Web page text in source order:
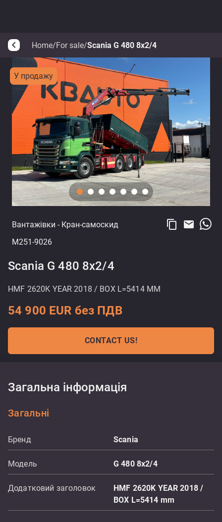
arrow_back_ios Home/For sale/Scania G 480 8x2/4
У продажу
Вантажівки - Кран-самоскид
M251-9026
content_copy email
Scania G 480 8x2/4
HMF 2620K YEAR 2018 / BOX L=5414 MM
54 900 EUR без ПДВ
CONTACT US!
Загальна інформація
Загальні
Бренд Scania
Модель G 480 8x2/4
Додатковий заголовок
HMF 2620K YEAR 2018 /
BOX L=5414 mm